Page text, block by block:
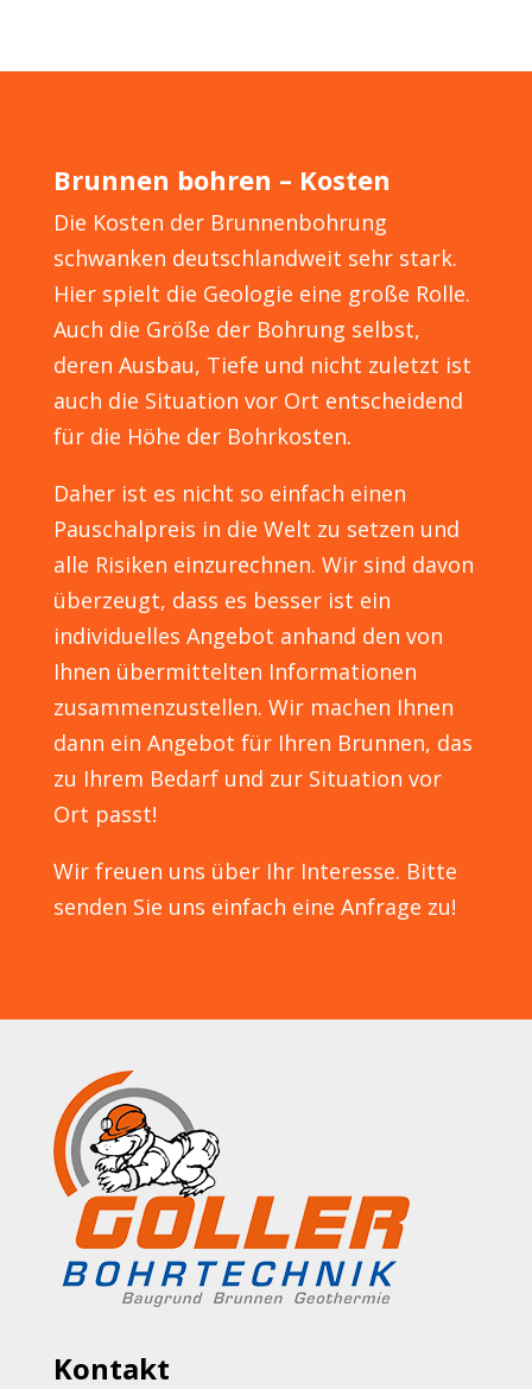
Brunnen bohren – Kosten
Die Kosten der Brunnenbohrung
schwanken deutschlandweit sehr stark.
Hier spielt die Geologie eine große Rolle.
Auch die Größe der Bohrung selbst,
deren Ausbau, Tiefe und nicht zuletzt ist
auch die Situation vor Ort entscheidend
für die Höhe der Bohrkosten.
Daher ist es nicht so einfach einen
Pauschalpreis in die Welt zu setzen und
alle Risiken einzurechnen. Wir sind davon
überzeugt, dass es besser ist ein
individuelles Angebot anhand den von
Ihnen übermittelten Informationen
zusammenzustellen. Wir machen Ihnen
dann ein Angebot für Ihren Brunnen, das
zu Ihrem Bedarf und zur Situation vor
Ort passt!
Wir freuen uns über Ihr Interesse. Bitte
senden Sie uns einfach eine Anfrage zu!
Kontakt